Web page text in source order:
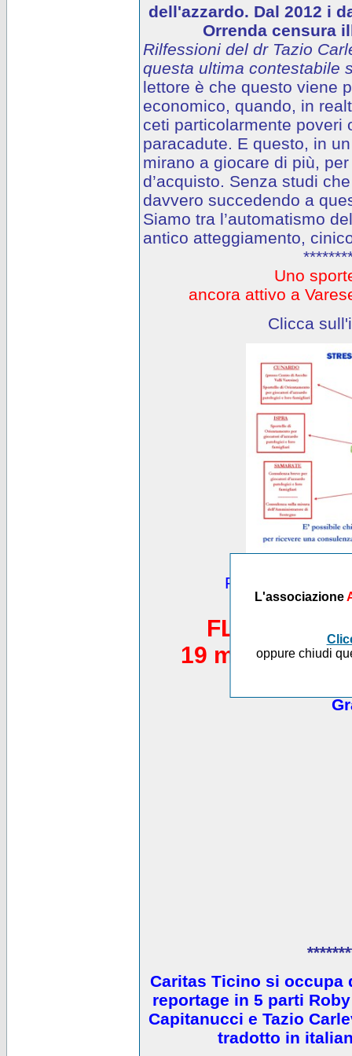
L'associazione
oppure chiudi
dell'azzardo. Dal 2012 i
Orrenda censura
Rilfessioni del dr Tazio
questa ultima contestabile
lettore è che questo viene
economico, quando, in
ceti particolarmente poveri
paracadute. E questo, in
mirano a giocare di più,
d’acquisto. Senza studi
davvero succedendo a
Siamo tra l’automatismo
antico atteggiamento,
Uno
ancora attivo a
Clicca
Puoi vedere
FLASH
19 maggio
Caritas Ticino si occupa
reportage in 5 parti
Capitanucci e Tazio
tradotto in